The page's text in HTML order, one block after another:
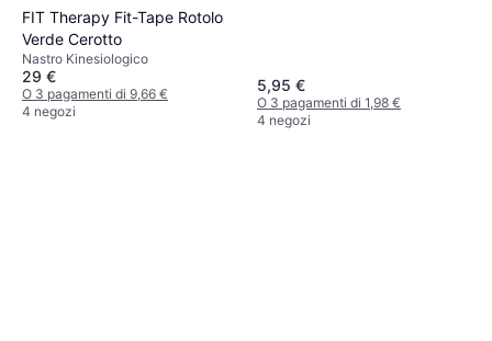
FIT Therapy Fit-Tape Rotolo
Verde Cerotto
Nastro Kinesiologico
29 €
O 3 pagamenti di 9,66 €
4 negozi
5,95 €
O 3 pagamenti di 1,98 €
4 negozi